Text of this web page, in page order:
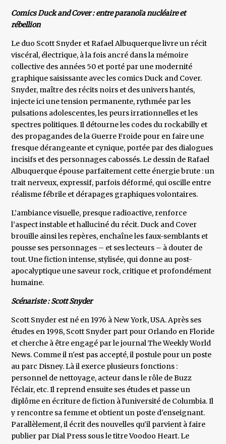
Comics Duck and Cover : entre paranoïa nucléaire et
rébellion
Le duo Scott Snyder et Rafael Albuquerque livre un récit
viscéral, électrique, à la fois ancré dans la mémoire
collective des années 50 et porté par une modernité
graphique saisissante avec les comics Duck and Cover.
Snyder, maître des récits noirs et des univers hantés,
injecte ici une tension permanente, rythmée par les
pulsations adolescentes, les peurs irrationnelles et les
spectres politiques. Il détourne les codes du rockabilly et
des propagandes de la Guerre Froide pour en faire une
fresque dérangeante et cynique, portée par des dialogues
incisifs et des personnages cabossés. Le dessin de Rafael
Albuquerque épouse parfaitement cette énergie brute : un
trait nerveux, expressif, parfois déformé, qui oscille entre
réalisme fébrile et dérapages graphiques volontaires.
L’ambiance visuelle, presque radioactive, renforce
l’aspect instable et halluciné du récit. Duck and Cover
brouille ainsi les repères, enchaîne les faux-semblants et
pousse ses personnages – et ses lecteurs – à douter de
tout. Une fiction intense, stylisée, qui donne au post-
apocalyptique une saveur rock, critique et profondément
humaine.
Scénariste : Scott Snyder
Scott Snyder est né en 1976 à New York, USA. Après ses
études en 1998, Scott Snyder part pour Orlando en Floride
et cherche à être engagé par le journal The Weekly World
News. Comme il n'est pas accepté, il postule pour un poste
au parc Disney. Là il exerce plusieurs fonctions :
personnel de nettoyage, acteur dans le rôle de Buzz
l'éclair, etc. Il reprend ensuite ses études et passe un
diplôme en écriture de fiction à l'université de Columbia. Il
y rencontre sa femme et obtient un poste d'enseignant.
Parallèlement, il écrit des nouvelles qu'il parvient à faire
publier par Dial Press sous le titre Voodoo Heart. Le